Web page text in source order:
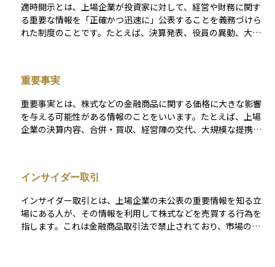
適時開示とは、上場企業が投資家に対して、経営や財務に関す
る重要な情報を「正確かつ迅速に」公表することを義務づけら
れた制度のことです。たとえば、決算発表、役員の異動、大口
と透明性を確保し、すべての投資家が平等に情報を得られるよ
うにするための仕組みです。 適時開示が適切に行われること
で、インサイダー取引の防止や投資家の信頼維持にもつながり
ます。日本では東京証券取引所の「適時開示規則」によって制
度化されており、企業には「TDnet（適時開示情報閲覧サービ
正確な判断が可能になります。
重要事実
重要事実とは、株式などの金融商品に関する価格に大きな影響
を与える可能性がある情報のことをいいます。たとえば、上場
企業の決算内容、合併・買収、経営陣の交代、大規模な提携な
要事実は「適時開示」というルールのもとで、公平に公開され
なければならないと定められています。投資初心者にとって
も、どのような情報が市場の動きに影響するのかを知ること
は、リスクを減らすためにとても大切です。
インサイダー取引
インサイダー取引とは、上場企業の未公表の重要情報を知る立
場にある人が、その情報を利用して株式などを売買する行為を
指します。これは金融商品取引法で禁止されており、市場の公